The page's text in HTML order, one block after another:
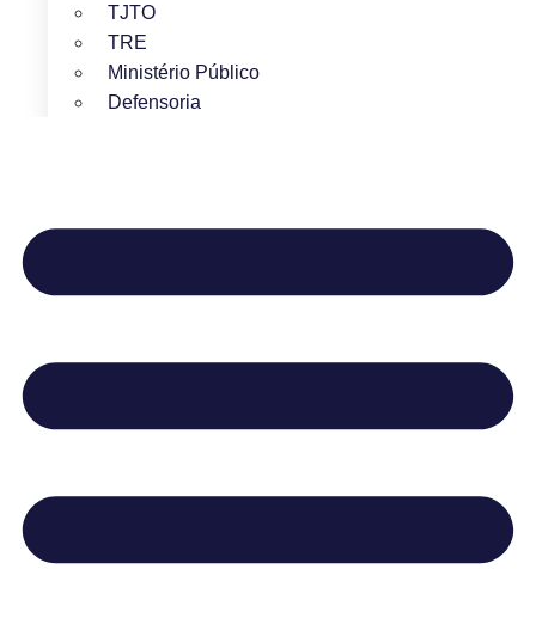
TJTO
TRE
Ministério Público
Defensoria